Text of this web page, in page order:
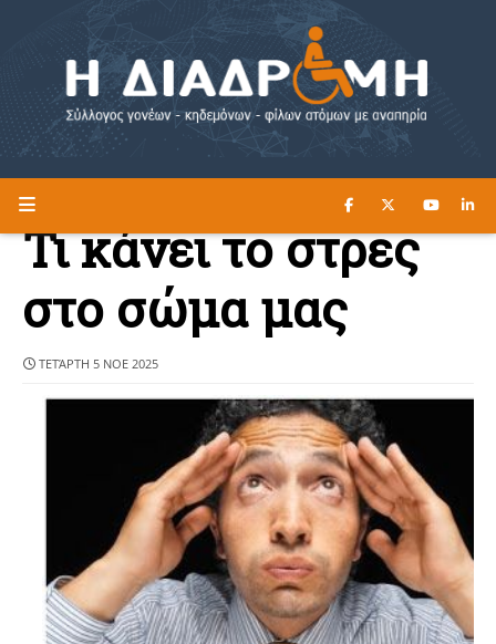
Η ΔΙΑΔΡΟΜΗ ΔΙΑΒΑΣΤΕ ΕΔΩ ►
Τι κάνει το στρες
στο σώμα µας
ΤΕΤΆΡΤΗ 5 ΝΟΕ 2025